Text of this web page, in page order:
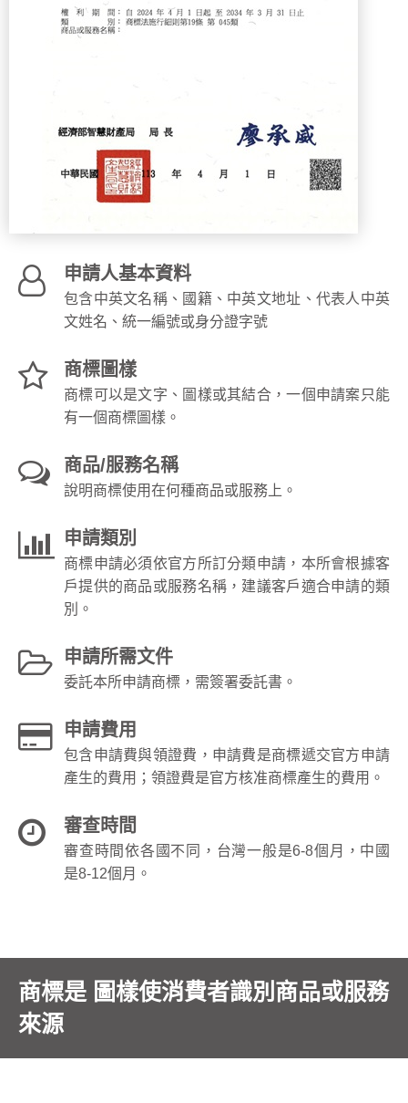
申請人基本資料
包含中英文名稱、國籍、中英文地址、代表人中英
文姓名、統一編號或身分證字號
商標圖樣
商標可以是文字、圖樣或其結合，一個申請案只能
有一個商標圖樣。
商品/服務名稱
說明商標使用在何種商品或服務上。
申請類別
商標申請必須依官方所訂分類申請，本所會根據客
戶提供的商品或服務名稱，建議客戶適合申請的類
別。
申請所需文件
委託本所申請商標，需簽署委託書。
申請費用
包含申請費與領證費，申請費是商標遞交官方申請
產生的費用；領證費是官方核准商標產生的費用。
審查時間
審查時間依各國不同，台灣一般是6-8個月，中國
是8-12個月。
商標是 圖樣使消費者識別商品或服務
來源